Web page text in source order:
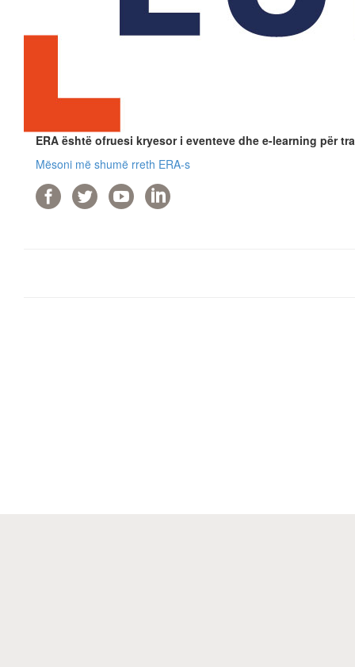
ERA është ofruesi kryesor i eventeve dhe e-learning për
Mësoni më shumë rreth ERA-s